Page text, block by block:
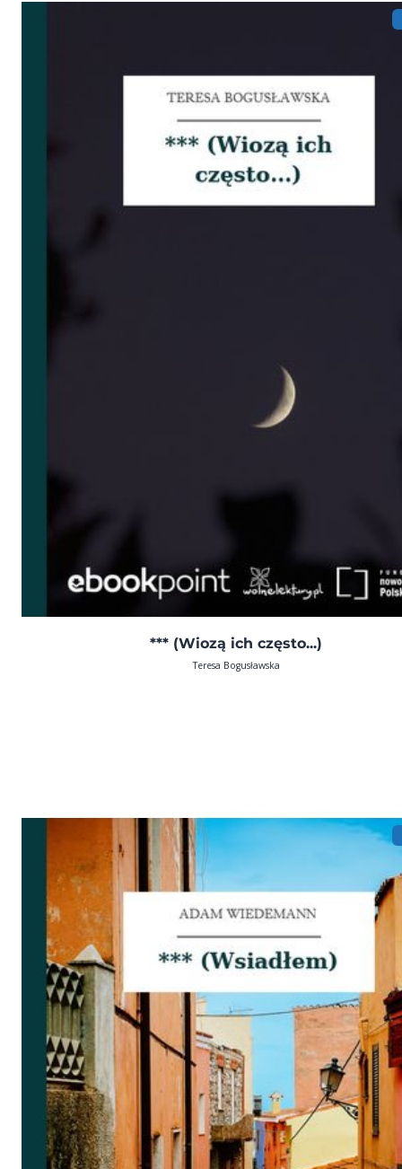
*** (Wiozą ich często...)
Teresa Bogusławska